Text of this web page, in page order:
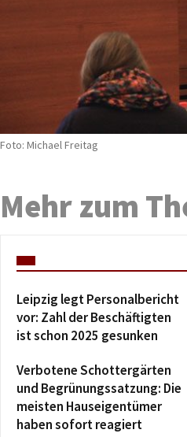
Foto: Michael Freitag
Mehr zum
Leipzig legt Personalbericht
vor: Zahl der Beschäftigten
ist schon 2025 gesunken
Verbotene Schottergärten
und Begrünungssatzung: Die
meisten Hauseigentümer
haben sofort reagiert